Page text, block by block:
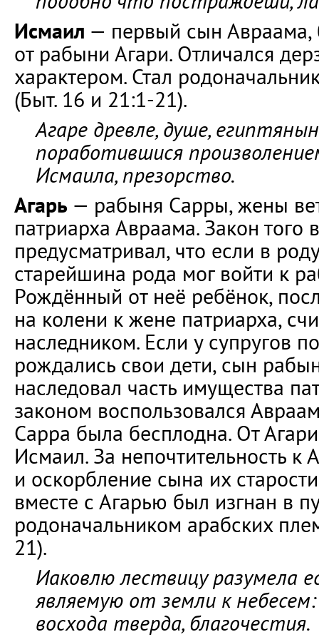
Исмаил — первый сын
от рабыни Агари. Отличался
характером. Стал
(Быт. 16 и 21:1-21).
Агаре древле, душе,
поработившися
Исмаила, презорство.
Агарь — рабыня Сарры, жены
патриарха Авраама. Закон того
предусматривал, что если в
старейшина рода мог войти к
Рождённый от неё ребёнок,
на колени к жене патриарха,
наследником. Если у супругов
рождались свои дети, сын
наследовал часть имущества
законом воспользовался
Сарра была бесплодна. От
Исмаил. За непочтительность к
и оскорбление сына их
вместе с Агарью был изгнан в
родоначальником арабских
21).
Иаковлю лествицу разумела
являемую от земли к
восхода тверда, благочестия.